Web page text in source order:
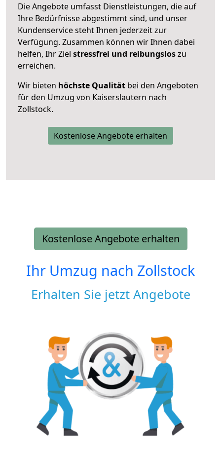
Die Angebote umfasst Dienstleistungen, die auf
Ihre Bedürfnisse abgestimmt sind, und unser
Kundenservice steht Ihnen jederzeit zur
Verfügung. Zusammen können wir Ihnen dabei
helfen, Ihr Ziel stressfrei und reibungsloszu
erreichen.
Wir bieten höchste Qualität bei den Angeboten
für den Umzug von Kaiserslautern nach
Zollstock.
Kostenlose Angebote erhalten
Kostenlose Angebote erhalten
Ihr Umzug nach Zollstock
Erhalten Sie jetzt Angebote